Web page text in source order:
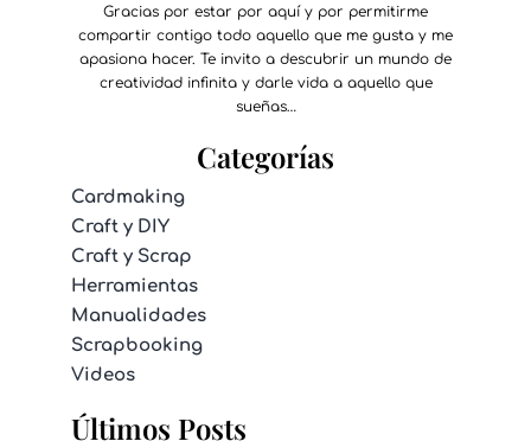
Gracias por estar por aquí y por permitirme
compartir contigo todo aquello que me gusta y me
apasiona hacer. Te invito a descubrir un mundo de
creatividad infinita y darle vida a aquello que
sueñas…
Categorías
Cardmaking
Craft y DIY
Craft y Scrap
Herramientas
Manualidades
Scrapbooking
Videos
Últimos Posts